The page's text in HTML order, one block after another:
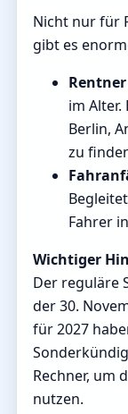
Nicht nur für
gibt es
im
Berlin,
zu
Fahrer
Wichtiger
Der reguläre
der 30.
für 2027
Rechner, um
nutzen.